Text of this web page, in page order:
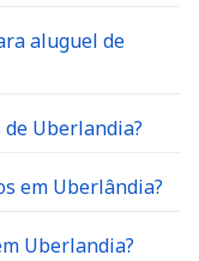
aluguel de
Uberlandia?
em Uberlândia?
Uberlandia?